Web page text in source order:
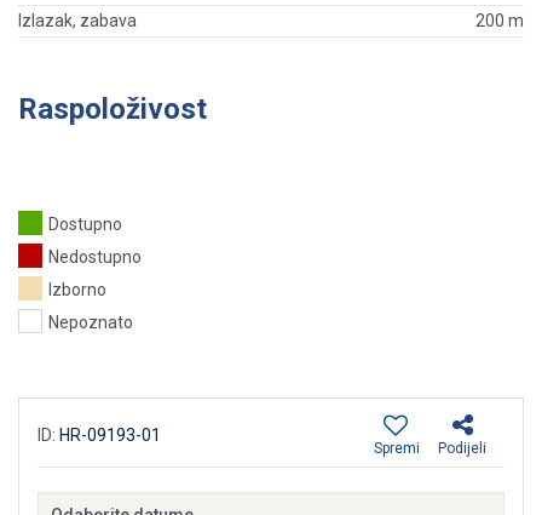
Izlazak, zabava
200 m
Raspoloživost
Dostupno
Nedostupno
Izborno
Nepoznato
ID: HR-09193-01
Podijeli
Spremi